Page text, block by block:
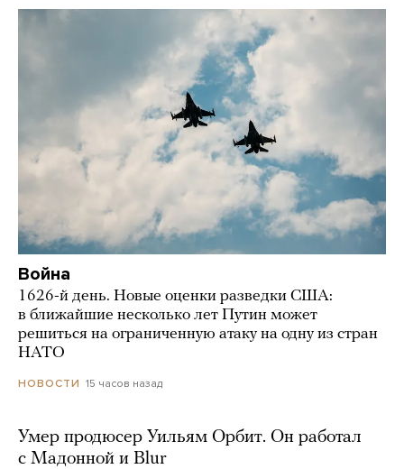
Война
1626-й день. Новые оценки разведки США:
в ближайшие несколько лет Путин может
решиться на ограниченную атаку на одну из стран
НАТО
НОВОСТИ 15 часов назад
Умер продюсер Уильям Орбит. Он работал
с Мадонной и Blur